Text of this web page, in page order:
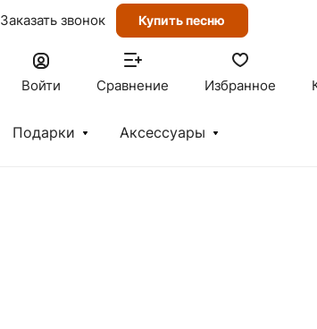
Заказать звонок Купить песню
Войти Сравнение Избранное
Подарки Аксессуары